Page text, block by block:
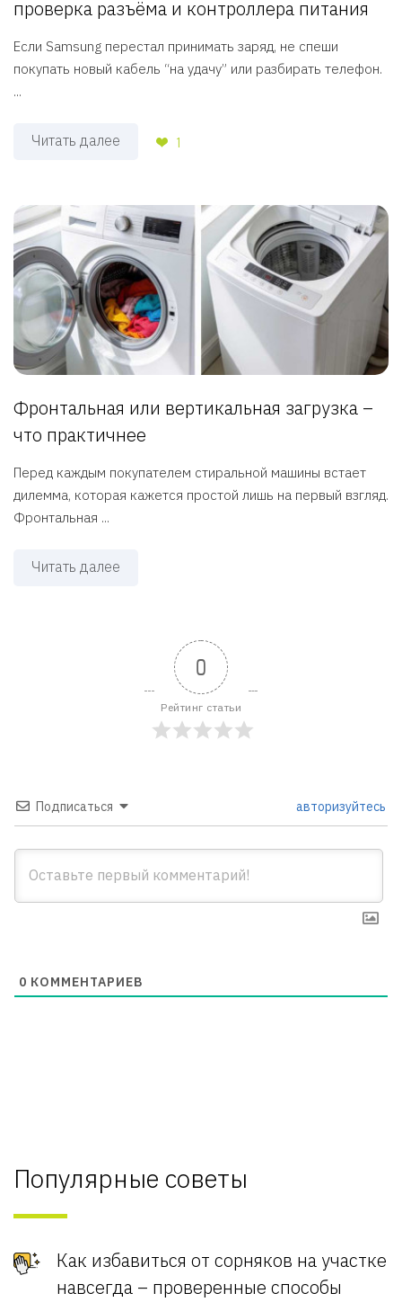
проверка разъёма и контроллера питания
Если Samsung перестал принимать заряд, не спеши
покупать новый кабель “на удачу” или разбирать телефон.
...
Читать далее 1
Фронтальная или вертикальная загрузка –
что практичнее
Перед каждым покупателем стиральной машины встает
дилемма, которая кажется простой лишь на первый взгляд.
Фронтальная ...
Читать далее
0
Рейтинг статьи
Подписаться авторизуйтесь
0 КОММЕНТАРИЕВ
Популярные советы
Как избавиться от сорняков на участке
навсегда – проверенные способы